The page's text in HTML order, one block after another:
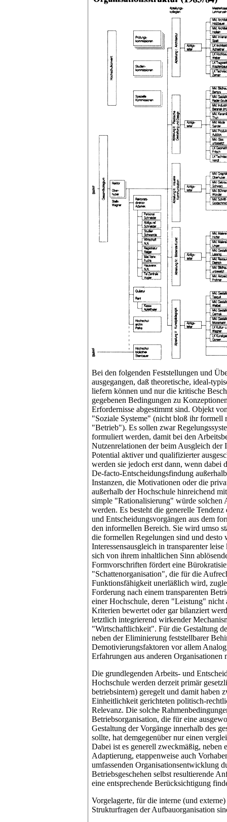
Bei den folgenden Feststellungen und
ausgegangen, daß theoretische, ideal-
liefern können und nur die kritische
gegebenen Bedingungen zu
Erfordernisse abgestimmt sind. Objekt
"Soziale Systeme" (nicht bloß ihr formell
"Betrieb"). Es sollen zwar
formuliert werden, damit bei den
Nutzenrelationen der beim Ausgleich der
Potential aktiver und qualifizierter
werden sie jedoch erst dann, wenn dabei
De-facto-Entscheidungsfindung
Instanzen, die Motivationen oder die
außerhalb der Hochschule hinreichend
simple "Rationalisierung" würde solchen
werden. Es besteht die generelle
und Entscheidungsvorgängen aus dem
den informellen Bereich. Sie wird umso
die formellen Regelungen sind und desto
Interessensausgleich in transparenter
sich von ihrem inhaltlichen Sinn
Formvorschriften fördert eine
"Schattenorganisation", die für die
Funktionsfähigkeit unerläßlich wird,
Forderung nach einem transparenten
einer Hochschule, deren "Leistung" nicht
Kriterien bewertet oder gar bilanziert
letztlich integrierend wirkender
"Wirtschaftlichkeit". Für die Gestaltung
neben der Eliminierung feststellbarer
Demotivierungsfaktoren vor allem
Erfahrungen aus anderen Organisationen
Die grundlegenden Arbeits- und
Hochschule werden derzeit primär
betriebsintern) geregelt und damit haben
Einheitlichkeit gerichteten politisch-
Relevanz. Die solche
Betriebsorganisation, die für eine
Gestaltung der Vorgänge innerhalb des
sollte, hat demgegenüber nur einen
Dabei ist es generell zweckmäßig, neben
Adaptierung, etappenweise auch
umfassenden Organisationsentwicklung
Betriebsgeschehen selbst resultierende
eine entsprechende Berücksichtigung
Vorgelagerte, für die interne (und
Strukturfragen der Aufbauorganisation